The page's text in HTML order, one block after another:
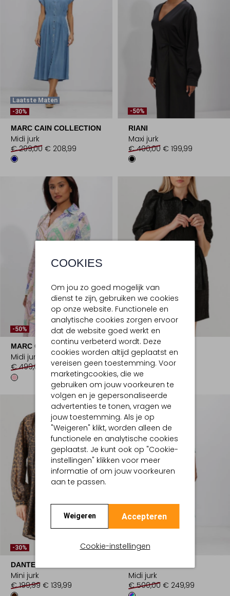
COOKIES
Om jou zo goed mogelijk van
dienst te zijn, gebruiken we cookies
op onze website. Functionele en
analytische cookies zorgen ervoor
dat de website goed werkt en
continu verbeterd wordt. Deze
cookies worden altijd geplaatst en
vereisen geen toestemming. Voor
marketingcookies, die we
gebruiken om jouw voorkeuren te
volgen en je gepersonaliseerde
advertenties te tonen, vragen we
jouw toestemming. Als je op
"Weigeren" klikt, worden alleen de
functionele en analytische cookies
geplaatst. Je kunt ook op "Cookie-
instellingen" klikken voor meer
informatie of om jouw voorkeuren
aan te passen.
Weigeren Accepteren
Cookie-instellingen
Laatste Maten
-30%
MARC CAIN COLLECTION
Midi jurk
€ 299,00 € 208,99
-50%
RIANI
Maxi jurk
€ 400,00 € 199,99
-50%
MARC CAIN COLLECTION
Midi jurk
€ 499,00
€ 249,99
-60%
DANTE6
Mini jurk
€ 229,99 € 91,99
-30%
DANTE6
Mini jurk
€ 199,99 € 139,99
-50%
Midi jurk
€ 500,00 € 249,99